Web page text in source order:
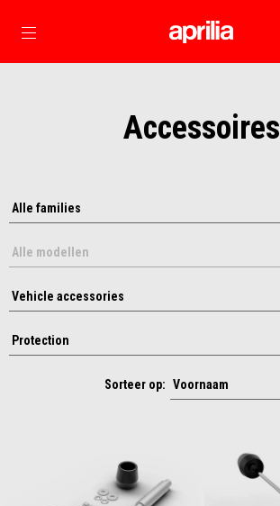
Ga naar de hoofdcontent
Accessoires
Sorteer op: